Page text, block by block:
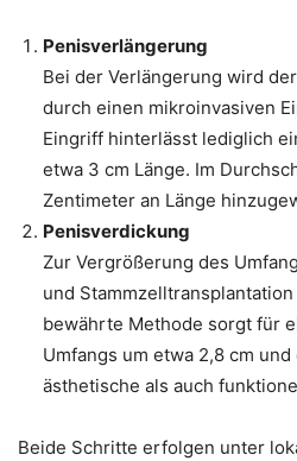
Penisverlängerung
Bei der Verlängerung wird
durch einen mikroinvasiven
Eingriff hinterlässt lediglich
etwa 3 cm Länge. Im
Zentimeter an Länge
Penisverdickung
Zur Vergrößerung des
und
bewährte Methode sorgt für
Umfangs um etwa 2,8 cm
ästhetische als auch
Beide Schritte erfolgen unter